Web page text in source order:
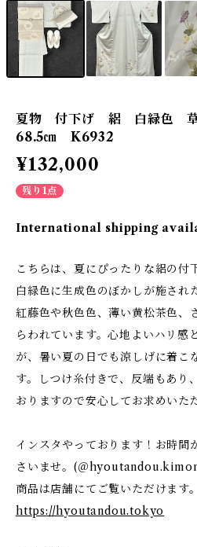
夏物 付下げ 絽 白緑色
68.5㎝ K6932
¥132,000
残り1点
International shipping
こちらは、夏にぴったりな絽の付
白緑色に生成色のぼかしが施され
紅藤色や秋色色、薄い黄松茶色、
らわれています。心地よいハリ感
が、暑い夏の日でも涼しげに着こ
す。しつけ糸付きで、反端もあり
おりますので安心してお求めいた
インスタやっております！お時間
さいませ。(＠
商品は店舗にてご覧いただけます。
https://hyoutandou.tokyo